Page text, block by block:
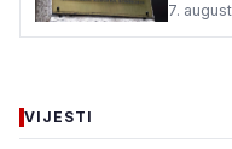
7. august 2026.•69
7.
VIJESTI